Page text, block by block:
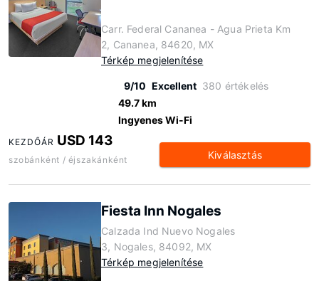
Carr. Federal Cananea - Agua Prieta Km
2, Cananea, 84620, MX
Térkép megjelenítése
9/10 Excellent 380 értékelés
49.7 km
Ingyenes Wi-Fi
KEZDŐÁR USD 143
szobánként / éjszakánként Kiválasztás
Fiesta Inn Nogales
Calzada Ind Nuevo Nogales
3, Nogales, 84092, MX
Térkép megjelenítése